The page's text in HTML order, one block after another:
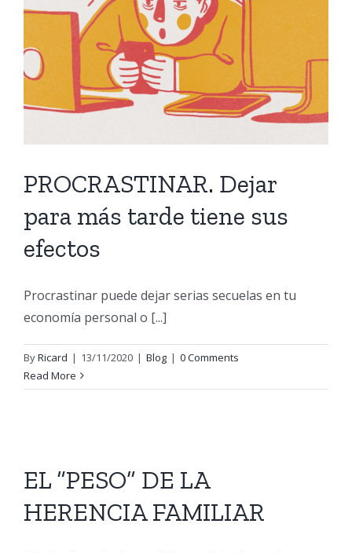
PROCRASTINAR. Dejar
para más tarde tiene sus
efectos
Procrastinar puede dejar serias secuelas en tu
economía personal o [...]
ByRicard | 13/11/2020 | Blog | 0 Comments
Read More
EL “PESO” DE LA
HERENCIA FAMILIAR